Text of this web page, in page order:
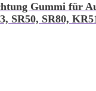
Gummi für
SR50, SR80,